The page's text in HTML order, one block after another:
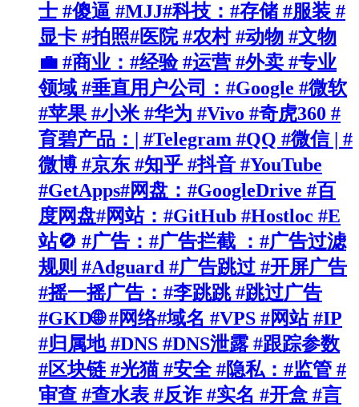
士 #傻逼 #MJJ#科技：#存储 #服装 #
显卡 #拍照#医院 #农村 #动物 #文物
💼 #商业：#经验 #运营 #外卖 #专业
领域 #垂直用户公司：#Google #微软
#苹果 #小米 #华为 #Vivo #奇虎360 #
育碧产品：| #Telegram #QQ #微信 | #
微博 #京东 #知乎 #抖音 #YouTube
#GetApps#网盘：#GoogleDrive #百
度网盘#网站：#GitHub #Hostloc #E
站🚫 #广告：#广告拦截 ：#广告过滤
规则 #Adguard #广告跳过 #开屏广告
#摇一摇广告：#李跳跳 #跳过广告
#GKD🌐 #网络#域名 #VPS #网站 #IP
#归属地 #DNS #DNS泄露 #跟踪参数
#区块链 #光猫 #安全 #隐私：#监管 #
审查 #查水表 #反诈 #实名 #开盒 #言